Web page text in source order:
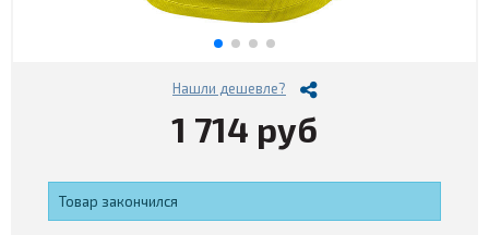
Нашли дешевле?
1 714 руб
Товар закончился